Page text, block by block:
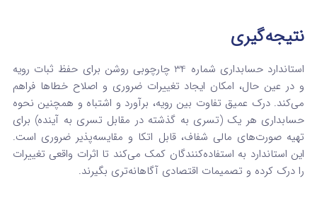
نتیجه‌گیری
استاندارد حسابداری شماره 34 چارچوبی روشن برای حفظ ثبات رویه
و در عین حال، امکان ایجاد تغییرات ضروری و اصلاح خطاها فراهم
می‌کند. درک عمیق تفاوت بین رویه، برآورد و اشتباه و همچنین نحوه
حسابداری هر یک (تسری به گذشته در مقابل تسری به آینده) برای
تهیه صورت‌های مالی شفاف، قابل اتکا و مقایسه‌پذیر ضروری است.
این استاندارد به استفاده‌کنندگان کمک می‌کند تا اثرات واقعی تغییرات
را درک کرده و تصمیمات اقتصادی آگاهانه‌تری بگیرند.